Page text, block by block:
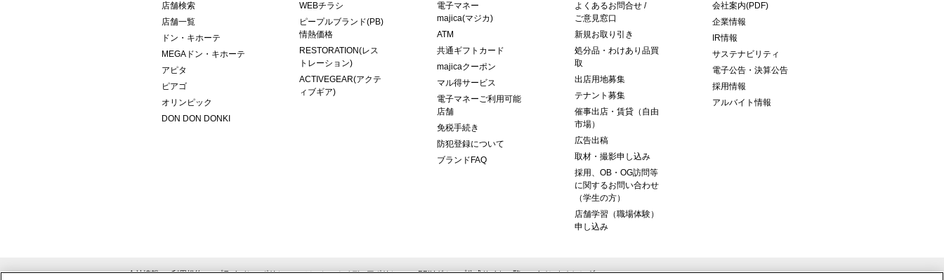
店舗検索
店舗一覧
ドン・キホーテ
MEGAドン・キホーテ
アピタ
ピアゴ
オリンピック
DON DON DONKI
WEBチラシ
ピープルブランド(PB)
情熱価格
RESTORATION(レス
トレーション)
ACTIVEGEAR(アクテ
ィブギア)
電子マネー
majica(マジカ)
ATM
共通ギフトカード
majicaクーポン
マル得サービス
電子マネーご利用可能
店舗
免税手続き
防犯登録について
ブランドFAQ
よくあるお問合せ /
ご意見窓口
新規お取り引き
処分品・わけあり品買
取
出店用地募集
テナント募集
催事出店・賃貸（自由
市場）
広告出稿
取材・撮影申し込み
採用、OB・OG訪問等
に関するお問い合わせ
（学生の方）
店舗学習（職場体験）
申し込み
会社案内(PDF)
企業情報
IR情報
サステナビリティ
電子公告・決算公告
採用情報
アルバイト情報
会社情報 利用規約 プライバシーポリシー ソーシャルメディアポリシー PPIHグループ公式サイト一覧 イベントカレンダー